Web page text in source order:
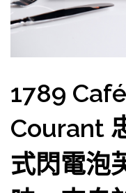
1789
Courant
式閃電泡